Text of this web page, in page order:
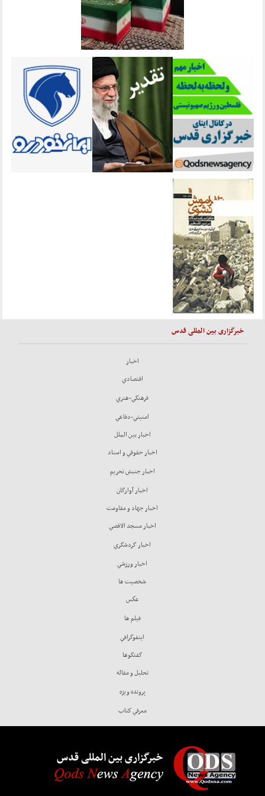
خبرگزاری بین المللی قدس
اخبار
اقتصادي
فرهنگي-هنري
امنيتي-دفاعي
اخبار بين الملل
اخبار حقوقي و اسناد
اخبار جنبش تحريم
اخبار آوارگان
اخبار جهاد و مقاومت
اخبار مسجد الاقصي
اخبار گردشگري
اخبار ورزشي
شخصيت ها
عكس
فيلم ها
اينفوگرافي
گفتگوها
تحليل و مقاله
پرونده ويژه
معرفي كتاب
خبرگزاری بین المللی قدس